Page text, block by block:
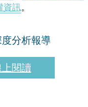
資訊。
分析報導
閱讀